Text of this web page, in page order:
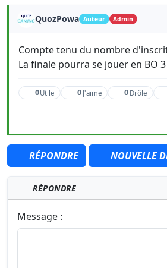
QuozPowa Auteur Admin
Compte tenu du nombre
La finale pourra se jouer en BO
0Utile 0 J'aime 0 Drôle
RÉPONDRE NOUVELLE
RÉPONDRE
Message :